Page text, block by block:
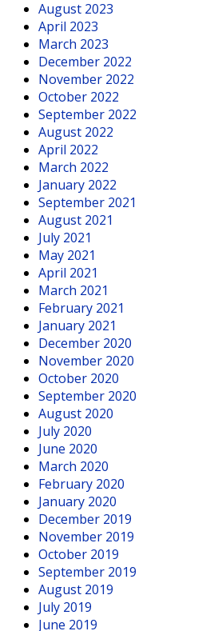
August 2023
April 2023
March 2023
December 2022
November 2022
October 2022
September 2022
August 2022
April 2022
March 2022
January 2022
September 2021
August 2021
July 2021
May 2021
April 2021
March 2021
February 2021
January 2021
December 2020
November 2020
October 2020
September 2020
August 2020
July 2020
June 2020
March 2020
February 2020
January 2020
December 2019
November 2019
October 2019
September 2019
August 2019
July 2019
June 2019